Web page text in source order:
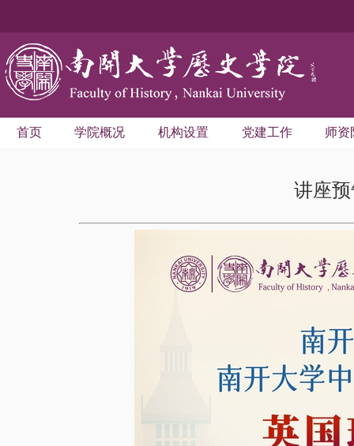
首页 学院概况 机构设置 党建工作 师资
讲座